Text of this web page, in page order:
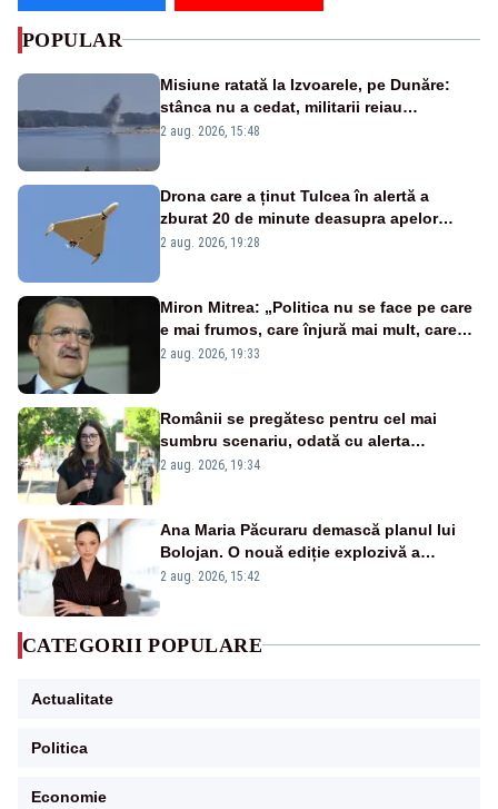
POPULAR
Misiune ratată la Izvoarele, pe Dunăre:
stânca nu a cedat, militarii reiau
detonările luni – VIDEO
2 aug. 2026, 15:48
Drona care a ținut Tulcea în alertă a
zburat 20 de minute deasupra apelor
României. Au fost ridicate două F-16
2 aug. 2026, 19:28
Miron Mitrea: „Politica nu se face pe care
e mai frumos, care înjură mai mult, care
țipă mai tare, ci pe proiecte”
2 aug. 2026, 19:33
Românii se pregătesc pentru cel mai
sumbru scenariu, odată cu alerta
energetică
2 aug. 2026, 19:34
Ana Maria Păcuraru demască planul lui
Bolojan. O nouă ediție explozivă a
emisiunii „Miza Zilei” la Realitatea PLUS
2 aug. 2026, 15:42
CATEGORII POPULARE
Actualitate
Politica
Economie